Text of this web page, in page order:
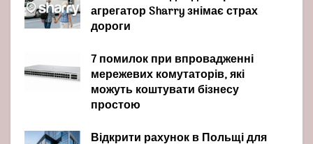
агрегатор Sharry знімає страх
дороги
7 помилок при впровадженні
мережевих комутаторів, які
можуть коштувати бізнесу
простою
Відкрити рахунок в Польщі для